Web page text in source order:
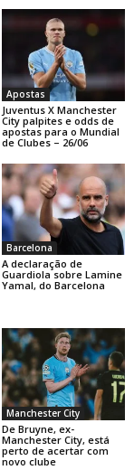
Apostas
Juventus X Manchester
City palpites e odds de
apostas para o Mundial
de Clubes – 26/06
Barcelona
A declaração de
Guardiola sobre Lamine
Yamal, do Barcelona
Manchester City
De Bruyne, ex-
Manchester City, está
perto de acertar com
novo clube